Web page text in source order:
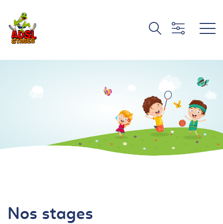
Nos stages